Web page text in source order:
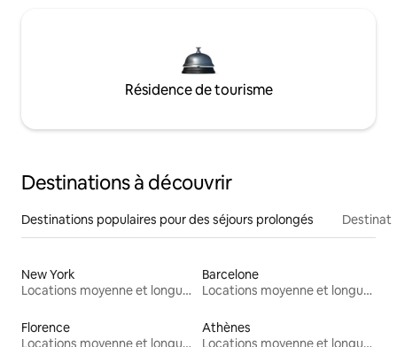
Résidence de tourisme
Destinations à découvrir
Destinations populaires pour des séjours prolongés
New York
Locations moyenne et longue durée
Barcelone
Locations moyenne et longue durée
Florence
Locations moyenne et longue durée
Athènes
Locations moyenne et longue durée